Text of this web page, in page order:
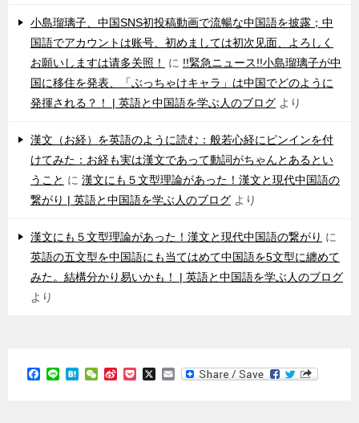
小島瑠璃子、中国SNS初投稿動画で流暢な中国語を披露；中
国語でアカウントは账号、初めましては初次见面、よろしく
お願いしますは请多关照！
に !!緊急ニュース!!小島瑠璃子が中
国に移住を発表、「ぶっちゃけキャラ」は中国でどのように
発揮される？！ | 英語と中国語を学ぶ人のブログ より
漢文（お経）を英語のように読む：般若心経にピンインを付
けてみた：お経も実は漢文であって動詞がちゃんとあるとい
うこと に 漢文にも５文型理論があった！漢文と現代中国語の
繋がり | 英語と中国語を学ぶ人のブログ より
漢文にも５文型理論があった！漢文と現代中国語の繋がり に
英語の五文型を中国語にも当てはめて中国語を5文型に纏めて
みた。結構分かり易いかも！ | 英語と中国語を学ぶ人のブログ
より
F
L
H
W
S
P
X
E